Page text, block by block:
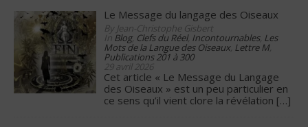
Le Message du langage des Oiseaux
By Jean-Christophe Gisbert
In Blog, Clefs du Réel, Incontournables, Les
Mots de la Langue des Oiseaux, Lettre M,
Publications 201 à 300
29 avril 2026
Cet article « Le Message du Langage
des Oiseaux » est un peu particulier en
ce sens qu’il vient clore la révélation […]